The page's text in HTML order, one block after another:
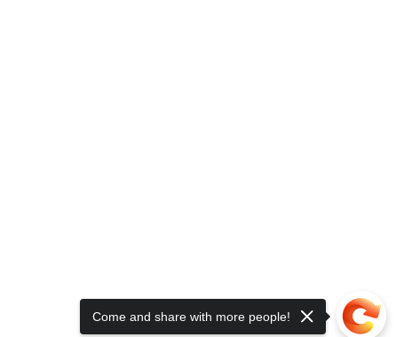
Come and share with more people!